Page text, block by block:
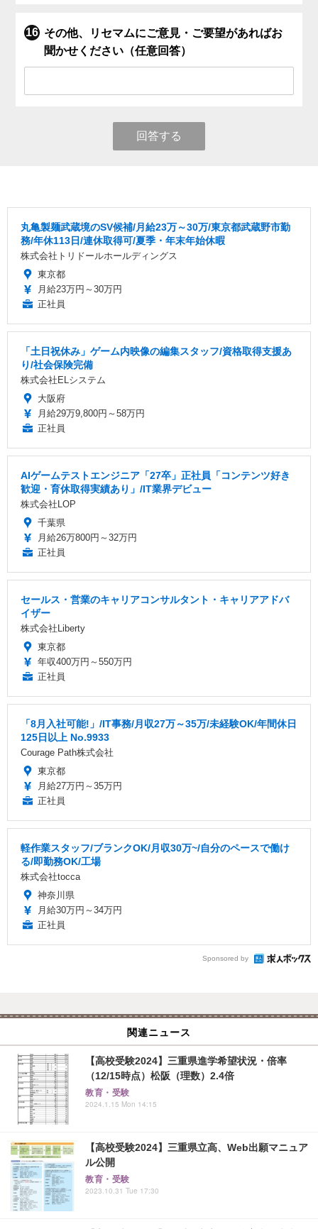
その他、リセマムにご意見・ご要望があればお
聞かせください（任意回答）
回答する
丸亀製麺武蔵境のSV候補/月給23万～30万/東京都武蔵野市勤
務/年休113日/連休取得可/夏季・年末年始休暇
株式会社トリドールホールディングス
東京都
月給23万円～30万円
正社員
「土日祝休み」ゲーム内映像の編集スタッフ/資格取得支援あ
り/社会保険完備
株式会社ELシステム
大阪府
月給29万9,800円～58万円
正社員
AIゲームテストエンジニア「27卒」正社員「コンテンツ好き
歓迎・育休取得実績あり」/IT業界デビュー
株式会社LOP
千葉県
月給26万800円～32万円
正社員
セールス・営業のキャリアコンサルタント・キャリアアドバ
イザー
株式会社Liberty
東京都
年収400万円～550万円
正社員
「8月入社可能!」/IT事務/月収27万～35万/未経験OK/年間休日
125日以上 No.9933
Courage Path株式会社
東京都
月給27万円～35万円
正社員
軽作業スタッフ/ブランクOK/月収30万~/自分のペースで働け
る/即勤務OK/工場
株式会社tocca
神奈川県
月給30万円～34万円
正社員
Sponsored by
関連ニュース
【高校受験2024】三重県進学希望状況・倍率
（12/15時点）松阪（理数）2.4倍
教育・受験
2024.1.15 Mon 14:15
【高校受験2024】三重県立高、Web出願マニュア
ル公開
教育・受験
2023.10.31 Tue 17:30